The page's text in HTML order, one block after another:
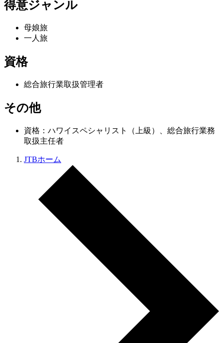
得意ジャンル
母娘旅
一人旅
資格
総合旅行業取扱管理者
その他
資格：ハワイスペシャリスト（上級）、総合旅行業務
取扱主任者
JTBホーム